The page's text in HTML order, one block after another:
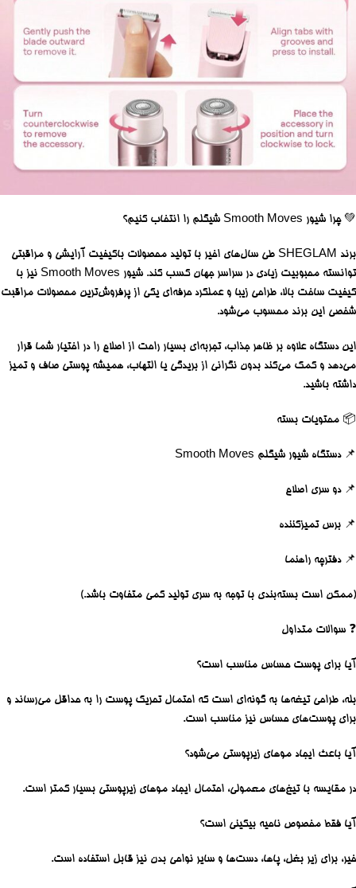
💚 چرا شیور Smooth Moves شیگلم را انتخاب کنیم؟
برند SHEGLAM طی سال‌های اخیر با تولید محصولات باکیفیت آرایشی و مراقبتی
توانسته محبوبیت زیادی در سراسر جهان کسب کند. شیور Smooth Moves نیز با
کیفیت ساخت بالا، طراحی زیبا و عملکرد حرفه‌ای یکی از پرفروش‌ترین محصولات مراقبت
شخصی این برند محسوب می‌شود.
این دستگاه علاوه بر ظاهر جذاب، تجربه‌ای بسیار راحت از اصلاح را در اختیار شما قرار
می‌دهد و کمک می‌کند بدون نگرانی از بریدگی یا التهاب، همیشه پوستی صاف و تمیز
داشته باشید.
📦 محتویات بسته
📌 دستگاه شیور شیگلم Smooth Moves
📌 دو سری اصلاح
📌 برس تمیزکننده
📌 دفترچه راهنما
(ممکن است بسته‌بندی با توجه به سری تولید کمی متفاوت باشد.)
❓ سوالات متداول
آیا برای پوست حساس مناسب است؟
بله، طراحی تیغه‌ها به گونه‌ای است که احتمال تحریک پوست را به حداقل می‌رساند و
برای پوست‌های حساس نیز مناسب است.
آیا باعث ایجاد موهای زیرپوستی می‌شود؟
در مقایسه با تیغ‌های معمولی، احتمال ایجاد موهای زیرپوستی بسیار کمتر است.
آیا فقط مخصوص ناحیه بیکینی است؟
خیر، برای زیر بغل، پاها، دست‌ها و سایر نواحی بدن نیز قابل استفاده است.